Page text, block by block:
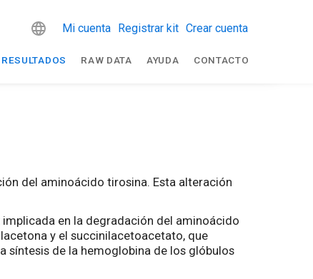
Mi cuenta Registrar kit Crear cuenta
RESULTADOS RAW DATA AYUDA CONTACTO
del aminoácido tirosina. Esta alteración
en la degradación del aminoácido
y el succinilacetoacetato, que
síntesis de la hemoglobina de los glóbulos